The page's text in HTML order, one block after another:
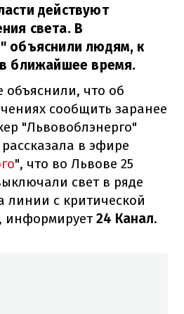
действуют
света. В
объяснили людям, к
ближайшее время.
что об
сообщить заранее
"Львовоблэнерго"
в эфире
", что во Львове 25
свет в ряде
линии с критической
информирует24 Канал.